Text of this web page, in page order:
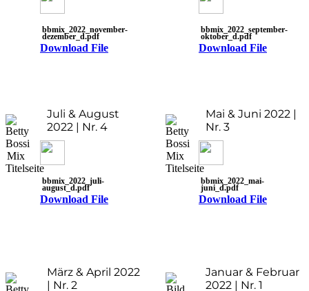
bbmix_2022_november-
dezember_d.pdf
Download File
bbmix_2022_september-
oktober_d.pdf
Download File
Juli & August
2022 | Nr. 4
bbmix_2022_juli-
august_d.pdf
Download File
Mai & Juni 2022 |
Nr. 3
bbmix_2022_mai-
juni_d.pdf
Download File
März & April 2022
| Nr. 2
Januar & Februar
2022 | Nr. 1